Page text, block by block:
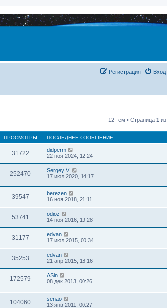
Вход
Регистрация
12 тем • Страница 1 из
ПРОСМОТРЫ ПОСЛЕДНЕЕ СООБЩЕНИЕ
31722
didperm
22 ноя 2024, 12:24
252470
Sergey V.
17 июл 2020, 14:17
39547
berezen
16 ноя 2018, 21:11
53741
odioz
14 ноя 2016, 19:28
31177
edvan
17 июл 2015, 00:34
35253
edvan
21 апр 2015, 18:16
172579
ASin
08 дек 2013, 00:26
104060
senao
13 янв 2011, 00:27